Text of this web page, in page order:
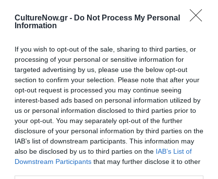
CultureNow.gr - Do Not Process My Personal
Information
If you wish to opt-out of the sale, sharing to third parties, or
processing of your personal or sensitive information for
targeted advertising by us, please use the below opt-out
section to confirm your selection. Please note that after your
opt-out request is processed you may continue seeing
interest-based ads based on personal information utilized by
us or personal information disclosed to third parties prior to
your opt-out. You may separately opt-out of the further
disclosure of your personal information by third parties on the
IAB’s list of downstream participants. This information may
also be disclosed by us to third parties on the IAB’s List of
Downstream Participants that may further disclose it to other
Δείτε όλα τατελευταία νέαγια την Τέχνη και τον
Πολιτισμό στο
Νέοι Διαγωνισμοί❯
Newsletter
Κάθε βδομάδα στο e-mail σας τα τελευταία νέα για
την Τέχνη και τον Πολιτισμό!
Ακολουθήστε το Culturenow.gr